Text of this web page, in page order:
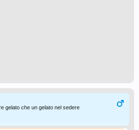
gelato che un gelato nel sedere